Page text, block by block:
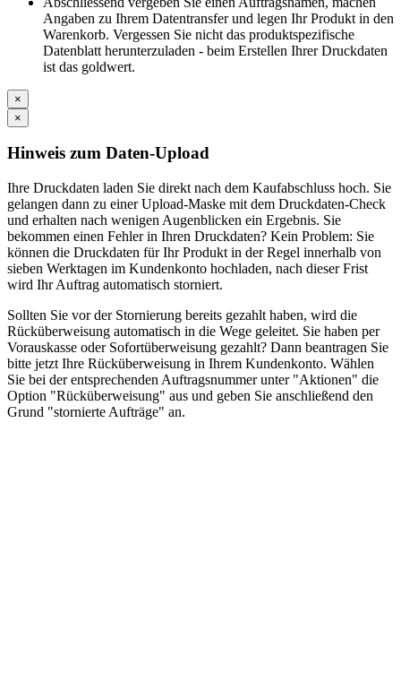
Angaben zu Ihrem Datentransfer und legen Ihr Produkt in den
Warenkorb. Vergessen Sie nicht das produktspezifische
Datenblatt herunterzuladen - beim Erstellen Ihrer Druckdaten
ist das goldwert.
×
×
Hinweis zum Daten-Upload
Ihre Druckdaten laden Sie direkt nach dem Kaufabschluss hoch. Sie
gelangen dann zu einer Upload-Maske mit dem Druckdaten-Check
und erhalten nach wenigen Augenblicken ein Ergebnis. Sie
bekommen einen Fehler in Ihren Druckdaten? Kein Problem: Sie
können die Druckdaten für Ihr Produkt in der Regel innerhalb von
sieben Werktagen im Kundenkonto hochladen, nach dieser Frist
wird Ihr Auftrag automatisch storniert.
Sollten Sie vor der Stornierung bereits gezahlt haben, wird die
Rücküberweisung automatisch in die Wege geleitet. Sie haben per
Vorauskasse oder Sofortüberweisung gezahlt? Dann beantragen Sie
bitte jetzt Ihre Rücküberweisung in Ihrem Kundenkonto. Wählen
Sie bei der entsprechenden Auftragsnummer unter "Aktionen" die
Option "Rücküberweisung" aus und geben Sie anschließend den
Grund "stornierte Aufträge" an.